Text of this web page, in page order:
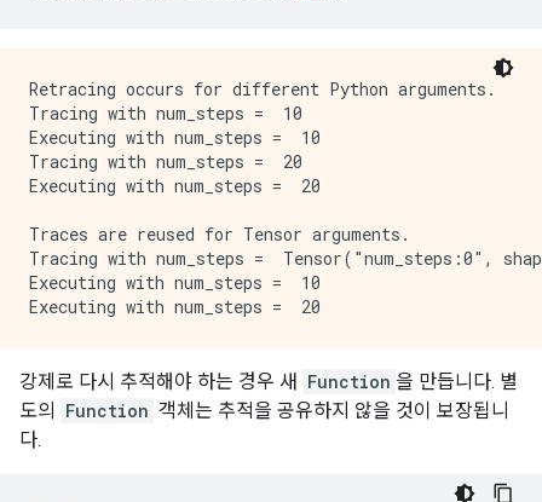
Retracing occurs for different Python arguments.
Tracing with num_steps =  10
Executing with num_steps =  10
Tracing with num_steps =  20
Executing with num_steps =  20
Traces are reused for Tensor arguments.
Tracing with num_steps =  Tensor("num_steps:0",
Executing with num_steps =  10
강제로 다시 추적해야 하는 경우 새 Function 을 만듭니다. 별
도의
Function 객체는 추적을 공유하지 않을 것이 보장됩니
다.